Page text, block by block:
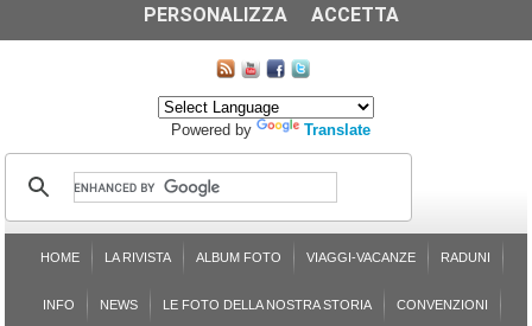
ISCRIZIONE L'AVVOCATO RISPONDE SONDAGGI
Powered by Translate
HOME LA RIVISTA ALBUM FOTO VIAGGI-VACANZE RADUNI
INFO NEWS LE FOTO DELLA NOSTRA STORIA CONVENZIONI
PERSONALIZZA
ACCETTA